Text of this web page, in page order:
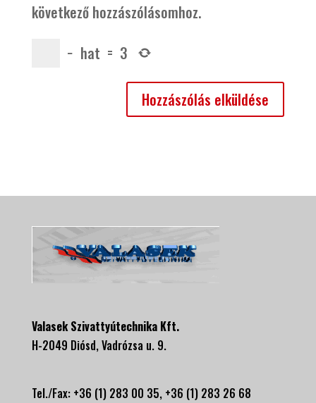
következő hozzászólásomhoz.
− hat = 3
Valasek Szivattyútechnika Kft.
H-2049 Diósd, Vadrózsa u. 9.
Tel./Fax: +36 (1) 283 00 35, +36 (1) 283 26 68